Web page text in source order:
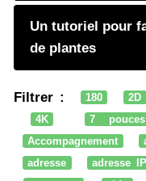
Un tutoriel pour
de plantes
Filtrer : 180 2D
4K
7 pouces
Accompagnement
adresse
adresse IP